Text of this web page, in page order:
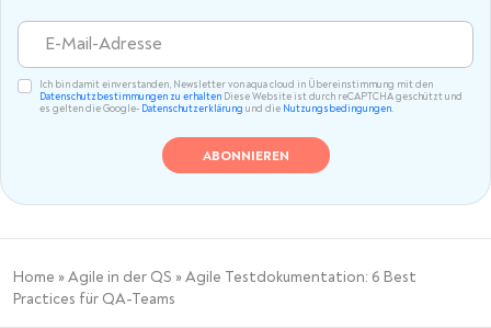
Ich bin damit einverstanden, Newsletter von aqua cloud in Übereinstimmung mit den
Datenschutzbestimmungen zu erhalten Diese Website ist durch reCAPTCHA geschützt und
es gelten die Google- Datenschutzerklärung und die Nutzungsbedingungen.
Home »Agile in der QS »Agile Testdokumentation: 6 Best
Practices für QA-Teams